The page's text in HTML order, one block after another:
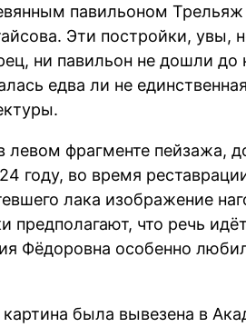
павильоном Трельяж
Эти постройки, увы,
ни павильон не дошли до
едва ли не
левом фрагменте пейзажа,
году, во время
лака изображение
что речь
Фёдоровна особенно
картина была вывезена в
NEWS ///